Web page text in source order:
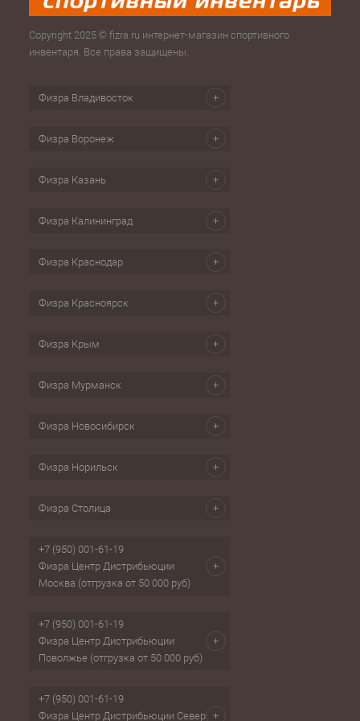
Copyright 2025 © fizra.ru интернет-магазин спортивного
инвентаря. Все права защищены.
Физра Владивосток
Физра Воронеж
Физра Казань
Физра Калининград
Физра Краснодар
Физра Красноярск
Физра Крым
Физра Мурманск
Физра Новосибирск
Физра Норильск
Физра Столица
+7 (950) 001-61-19
Физра Центр Дистрибьюции
Москва (отгрузка от 50 000 руб)
+7 (950) 001-61-19
Физра Центр Дистрибьюции
Поволжье (отгрузка от 50 000 руб)
+7 (950) 001-61-19
Физра Центр Дистрибьюции Север